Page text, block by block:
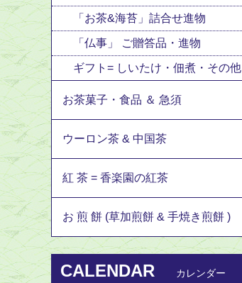
「お茶&海苔」詰合せ進物
「仏事」 ご贈答品・進物
ギフト= しいたけ・佃煮・その他
お茶菓子・食品 ＆ 急須
ウーロン茶 & 中国茶
紅 茶 = 香楽園の紅茶
お 煎 餅 (草加煎餅 & 手焼き煎餅 )
CALENDAR カレンダー